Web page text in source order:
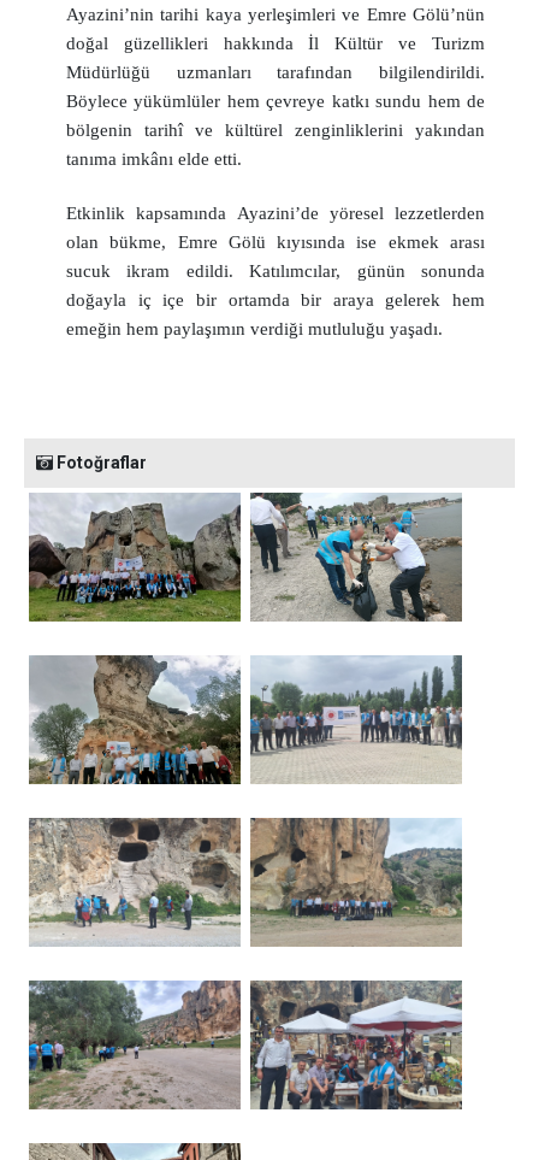
Ayazini’nin tarihi kaya yerleşimleri ve Emre Gölü’nün
doğal güzellikleri hakkında İl Kültür ve Turizm
Müdürlüğü uzmanları tarafından bilgilendirildi.
Böylece yükümlüler hem çevreye katkı sundu hem de
bölgenin tarihî ve kültürel zenginliklerini yakından
tanıma imkânı elde etti.
Etkinlik kapsamında Ayazini’de yöresel lezzetlerden
olan bükme, Emre Gölü kıyısında ise ekmek arası
sucuk ikram edildi. Katılımcılar, günün sonunda
doğayla iç içe bir ortamda bir araya gelerek hem
emeğin hem paylaşımın verdiği mutluluğu yaşadı.
Fotoğraflar